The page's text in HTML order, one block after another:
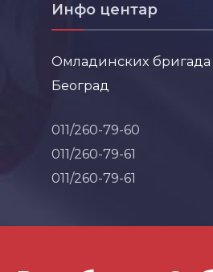
Инфо центар
Омладинских бригада
Београд
011/260-79-60
011/260-79-61
011/260-79-61